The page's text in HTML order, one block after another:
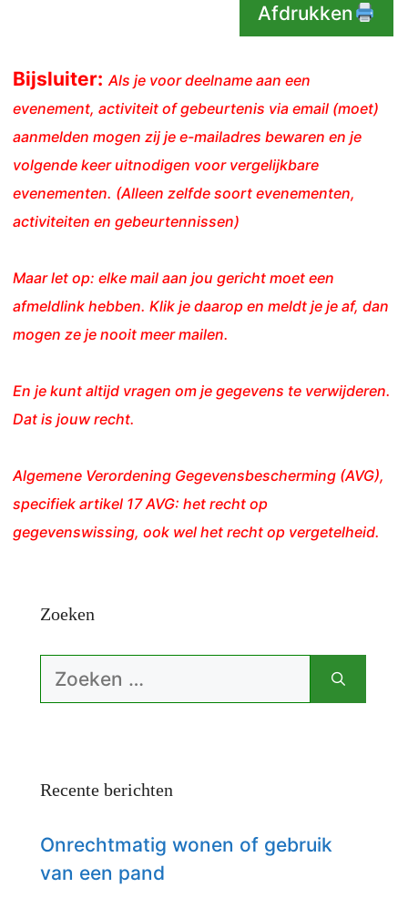
Afdrukken
Bijsluiter: Als je voor deelname aan een
evenement, activiteit of gebeurtenis via email (moet)
aanmelden mogen zij je e-mailadres bewaren en je
volgende keer uitnodigen voor vergelijkbare
evenementen. (Alleen zelfde soort evenementen,
activiteiten en gebeurtennissen)
Maar let op: elke mail aan jou gericht moet een
afmeldlink hebben. Klik je daarop en meldt je je af, dan
mogen ze je nooit meer mailen.
En je kunt altijd vragen om je gegevens te verwijderen.
Dat is jouw recht.
Algemene Verordening Gegevensbescherming (AVG),
specifiek artikel 17 AVG: het recht op
gegevenswissing, ook wel het recht op vergetelheid.
Zoeken
Zoek
naar:
Recente berichten
Onrechtmatig wonen of gebruik
van een pand